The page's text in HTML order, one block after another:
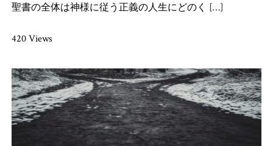
聖書の全体は神様に従う正義の人生にどのく […]
420 Views